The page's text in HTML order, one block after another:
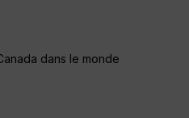
dans le monde